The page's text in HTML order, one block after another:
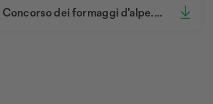
Iscrizione Concorso dei formaggi d'alpe.pdf